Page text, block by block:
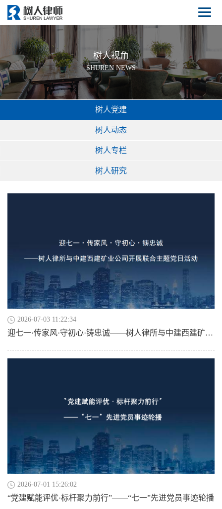
树人视角
SHUREN NEWS
树人党建
树人动态
树人专栏
树人研究
2026-07-03 11:22:34
迎七一·传家风·守初心·铸忠诚——树人律所与中建西建矿业公司开展联合主题党日活动
2026-07-01 15:26:02
“党建赋能评优·标杆聚力前行”——“七一”先进党员事迹轮播